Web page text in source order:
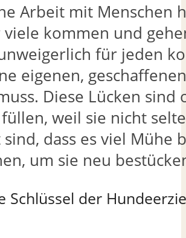
Arbeit mit Menschen
viele kommen und
für jeden
eigenen,
Diese Lücken sind
weil sie nicht
dass es viel Mühe
um sie neu
Schlüssel der